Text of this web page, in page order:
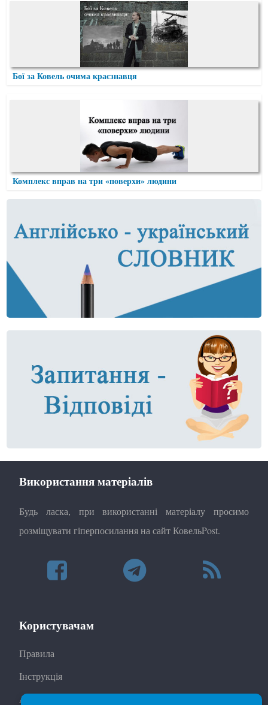
Бої за Ковель очима краєзнавця
Комплекс вправ на три «поверхи» людини
Використання матеріалів
Будь ласка, при використанні матеріалу просимо
розміщувати гіперпосилання на сайт КовельPost.
Користувачам
Правила
Інструкція
Автори